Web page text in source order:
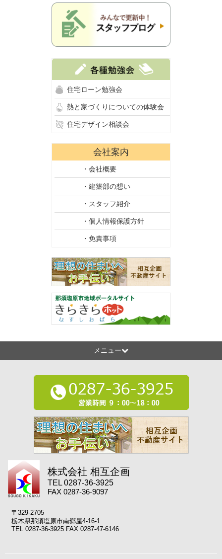
住宅ローン勉強会
熱と家づくりについての体験会
住宅デザイン相談会
会社案内
・会社概要
・建築部の想い
・スタッフ紹介
・個人情報保護方針
・免責事項
メニュー
株式会社 相互企画
TEL 0287-36-3925
FAX 0287-36-9097
〒329-2705
栃木県那須塩原市南郷屋4-16-1
TEL 0287-36-3925 FAX 0287-47-6146